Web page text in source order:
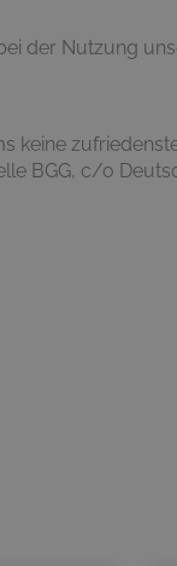
der Nutzung
keine
BGG, c/o